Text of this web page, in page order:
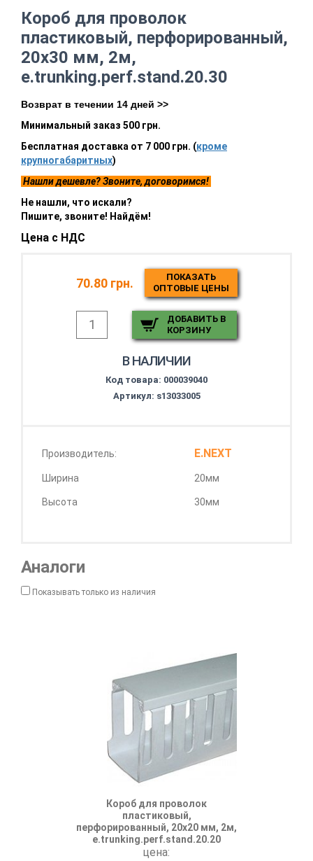
Короб для проволок
пластиковый, перфорированный,
20х30 мм, 2м,
e.trunking.perf.stand.20.30
Возврат в течении 14 дней >>
Минимальный заказ 500 грн.
Бесплатная доставка от 7 000 грн. (кроме
крупногабаритных)
Нашли дешевле? Звоните, договоримся!
Не нашли, что искали?
Пишите, звоните! Найдём!
Цена с НДС
70.80 грн.
ПОКАЗАТЬ
ОПТОВЫЕ ЦЕНЫ
ДОБАВИТЬ В
КОРЗИНУ
В НАЛИЧИИ
Код товара: 000039040
Артикул: s13033005
Производитель: E.NEXT
Ширина 20мм
Высота 30мм
Аналоги
Показывать только из наличия
Короб для проволок
пластиковый,
перфорированный, 20х20 мм, 2м,
e.trunking.perf.stand.20.20
цена: